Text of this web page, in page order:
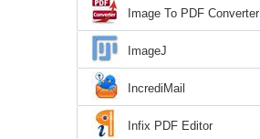
Image To PDF Converter
ImageJ
IncrediMail
Infix PDF Editor